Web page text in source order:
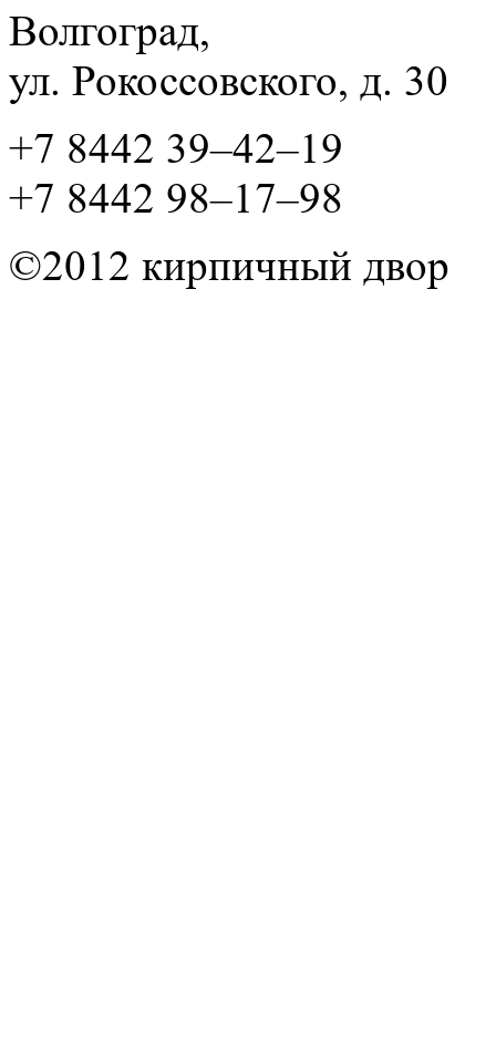
Волгоград,
ул. Рокосcовского, д. 30
+7 8442 39–42–19
+7 8442 98–17–98
©2012 кирпичный двор